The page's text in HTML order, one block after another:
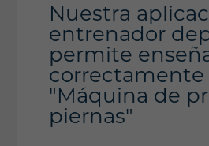
Nuestra
entrenador
permite
correctamente
"Máquina de
piernas"